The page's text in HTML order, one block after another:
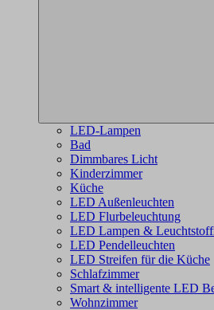
LED-Lampen
Bad
Dimmbares Licht
Kinderzimmer
Küche
LED Außenleuchten
LED Flurbeleuchtung
LED Lampen &
LED Pendelleuchten
LED Streifen für die Küche
Schlafzimmer
Smart & intelligente LED
Wohnzimmer